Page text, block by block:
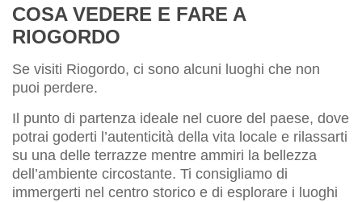
COSA VEDERE E FARE A
RIOGORDO
Se visiti Riogordo, ci sono alcuni luoghi che non
puoi perdere.
Il punto di partenza ideale nel cuore del paese, dove
potrai goderti l’autenticità della vita locale e rilassarti
su una delle terrazze mentre ammiri la bellezza
dell’ambiente circostante. Ti consigliamo di
immergerti nel centro storico e di esplorare i luoghi